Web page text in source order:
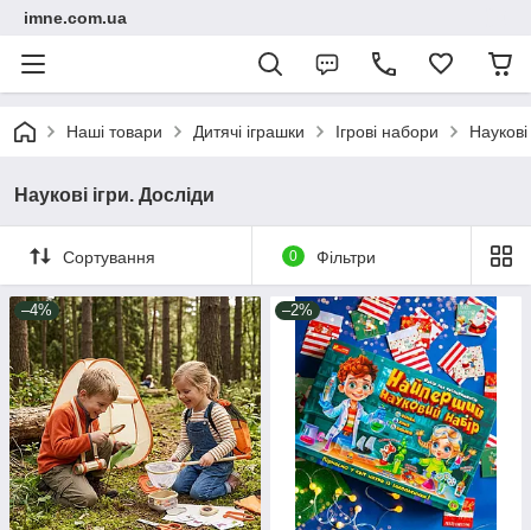
imne.com.ua
Наші товари Дитячі іграшки Ігрові набори
Наукові ігри. Досліди
Сортування 0 Фільтри
–4% –2%